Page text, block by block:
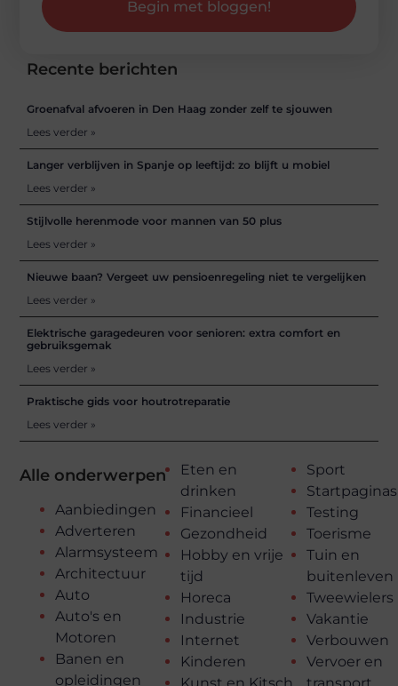
Alle onderwerpen
Aanbiedingen
Adverteren
Alarmsysteem
Architectuur
Auto
Auto's en
Motoren
Banen en
opleidingen
Eten en
drinken
Financieel
Gezondheid
Hobby en vrije
tijd
Horeca
Industrie
Internet
Kinderen
Sport
Startpaginas
Testing
Toerisme
Tuin en
buitenleven
Tweewielers
Vakantie
Verbouwen
Vervoer en
Recente berichten
Groenafval afvoeren in Den Haag zonder zelf te sjouwen
Lees verder »
Langer verblijven in Spanje op leeftijd: zo blijft u mobiel
Lees verder »
Stijlvolle herenmode voor mannen van 50 plus
Lees verder »
Nieuwe baan? Vergeet uw pensioenregeling niet te vergelijken
Lees verder »
Elektrische garagedeuren voor senioren: extra comfort en
gebruiksgemak
Lees verder »
Praktische gids voor houtrotreparatie
Lees verder »
Begin met bloggen!